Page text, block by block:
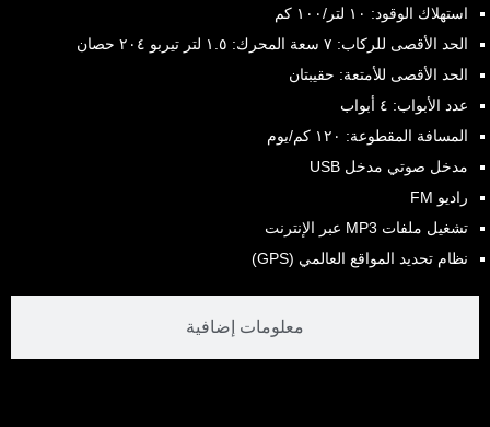
معلومات إضافية
استهلاك الوقود: ١٠ لتر/١٠٠ كم
الحد الأقصى للركاب: ٧ سعة المحرك: ١.٥ لتر تيربو ٢٠٤ حصان
الحد الأقصى للأمتعة: حقيبتان
عدد الأبواب: ٤ أبواب
المسافة المقطوعة: ١٢٠ كم/يوم
مدخل صوتي مدخل USB
راديو FM
تشغيل ملفات MP3 عبر الإنترنت
نظام تحديد المواقع العالمي (GPS)